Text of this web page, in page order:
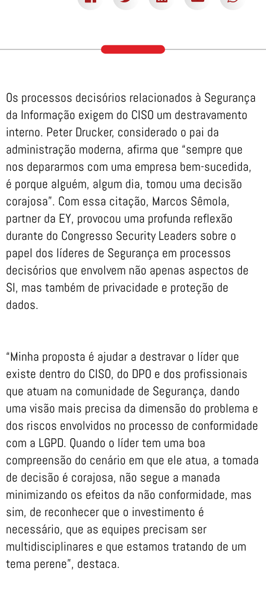
Os processos decisórios relacionados à Segurança
da Informação exigem do CISO um destravamento
interno. Peter Drucker, considerado o pai da
administração moderna, afirma que “sempre que
nos depararmos com uma empresa bem-sucedida,
é porque alguém, algum dia, tomou uma decisão
corajosa”. Com essa citação, Marcos Sêmola,
partner da EY, provocou uma profunda reflexão
durante do Congresso Security Leaders sobre o
papel dos líderes de Segurança em processos
decisórios que envolvem não apenas aspectos de
SI, mas também de privacidade e proteção de
dados.
“Minha proposta é ajudar a destravar o líder que
existe dentro do CISO, do DPO e dos profissionais
que atuam na comunidade de Segurança, dando
uma visão mais precisa da dimensão do problema e
dos riscos envolvidos no processo de conformidade
com a LGPD. Quando o líder tem uma boa
compreensão do cenário em que ele atua, a tomada
de decisão é corajosa, não segue a manada
minimizando os efeitos da não conformidade, mas
sim, de reconhecer que o investimento é
necessário, que as equipes precisam ser
multidisciplinares e que estamos tratando de um
tema perene”, destaca.